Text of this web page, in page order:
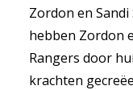
Zordon en Sandi
hebben Zordon
Rangers door
krachten